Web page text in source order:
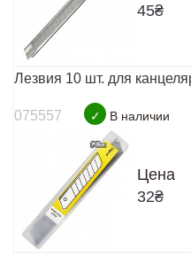
45₴
Лезвия 10 шт. для
075557 ✓ В наличии
Цена
32₴